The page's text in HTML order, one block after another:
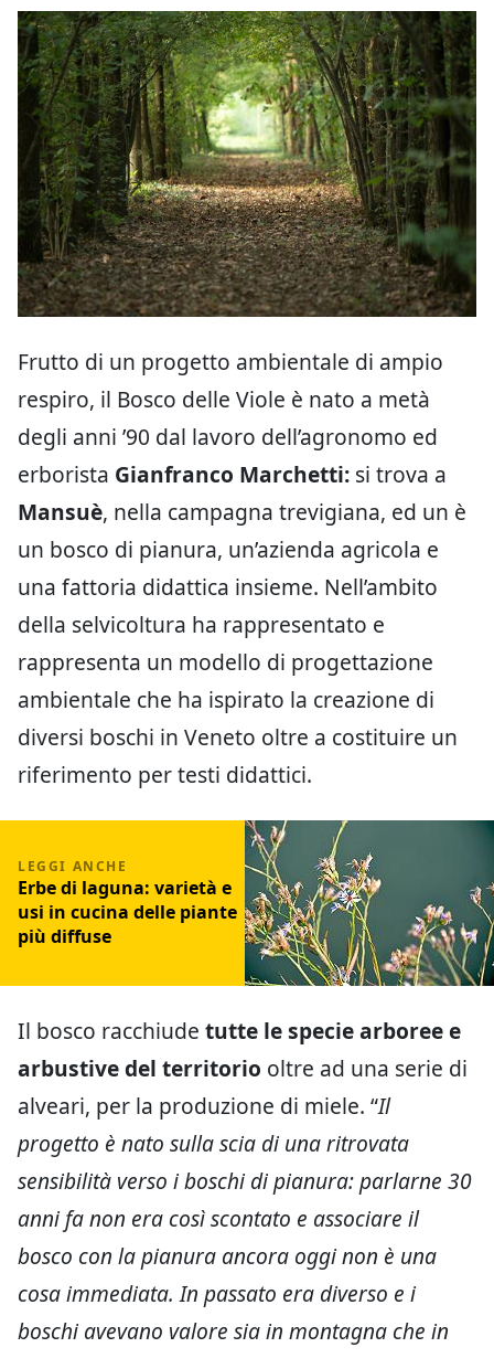
Frutto di un progetto ambientale di ampio
respiro, il Bosco delle Viole è nato a metà
degli anni ’90 dal lavoro dell’agronomo ed
erborista Gianfranco Marchetti: si trova a
Mansuè, nella campagna trevigiana, ed un è
un bosco di pianura, un’azienda agricola e
una fattoria didattica insieme. Nell’ambito
della selvicoltura ha rappresentato e
rappresenta un modello di progettazione
ambientale che ha ispirato la creazione di
diversi boschi in Veneto oltre a costituire un
riferimento per testi didattici.
Erbe di laguna: varietà e
usi in cucina delle piante
più diffuse
Il bosco racchiude tutte le specie arboree e
arbustive del territorio oltre ad una serie di
alveari, per la produzione di miele. “Il
progetto è nato sulla scia di una ritrovata
sensibilità verso i boschi di pianura: parlarne 30
anni fa non era così scontato e associare il
bosco con la pianura ancora oggi non è una
cosa immediata. In passato era diverso e i
boschi avevano valore sia in montagna che in